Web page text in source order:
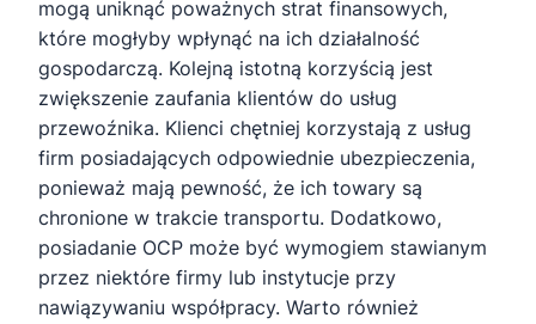
mogą uniknąć poważnych strat finansowych,
które mogłyby wpłynąć na ich działalność
gospodarczą. Kolejną istotną korzyścią jest
zwiększenie zaufania klientów do usług
przewoźnika. Klienci chętniej korzystają z usług
firm posiadających odpowiednie ubezpieczenia,
ponieważ mają pewność, że ich towary są
chronione w trakcie transportu. Dodatkowo,
posiadanie OCP może być wymogiem stawianym
przez niektóre firmy lub instytucje przy
nawiązywaniu współpracy. Warto również